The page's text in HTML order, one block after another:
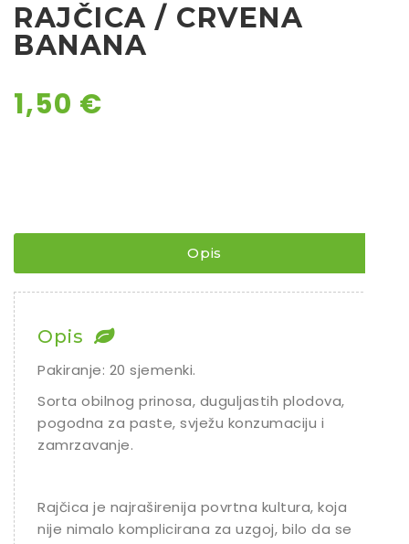
RAJČICA / CRVENA
BANANA
1,50 €
Opis
Opis
Pakiranje: 20 sjemenki.
Sorta obilnog prinosa, duguljastih plodova,
pogodna za paste, svježu konzumaciju i
zamrzavanje.
Rajčica je najraširenija povrtna kultura, koja
nije nimalo komplicirana za uzgoj, bilo da se